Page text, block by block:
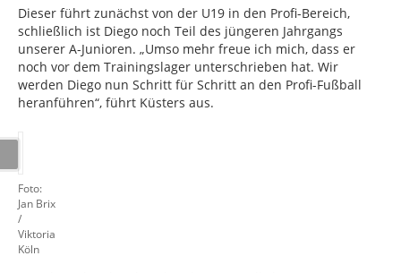
Dieser führt zunächst von der U19 in den Profi-Bereich,
schließlich ist Diego noch Teil des jüngeren Jahrgangs
unserer A-Junioren. „Umso mehr freue ich mich, dass er
noch vor dem Trainingslager unterschrieben hat. Wir
werden Diego nun Schritt für Schritt an den Profi-Fußball
heranführen“, führt Küsters aus.
Foto:
Jan Brix
/
Viktoria
Köln